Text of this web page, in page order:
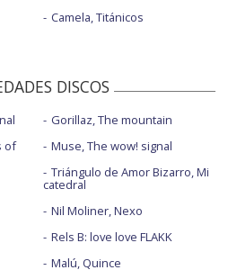
Camela, Titánicos
DISCOS
of
Gorillaz, The mountain
Muse, The wow! signal
Triángulo de Amor Bizarro, Mi
catedral
Nil Moliner, Nexo
Rels B: love love FLAKK
Malú, Quince